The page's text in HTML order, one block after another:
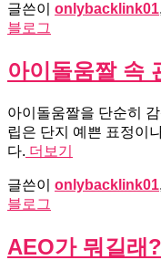
글쓴이 onlybacklink01,
블로그
아이돌움짤 속
아이돌움짤을 단순히
립은 단지 예쁜 표정이
다. 더보기
글쓴이 onlybacklink01,
블로그
AEO가 뭐길래